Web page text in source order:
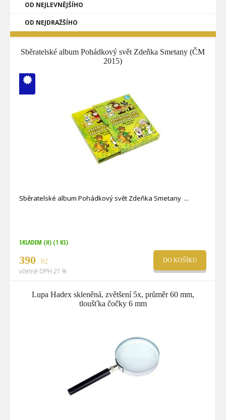
OD NEJLEVNĚJŠÍHO
OD NEJDRAŽŠÍHO
Sběratelské album Pohádkový svět Zdeňka Smetany (ČM
2015)
V ČM zcela
Sběratelské album Pohádkový svět Zdeňka Smetany
SKLADEM (H) (1 KS)
390 Kč
včetně DPH 21 %
DO KOŠÍKU
Lupa Hadex skleněná, zvětšení 5x, průměr 60 mm,
tloušťka čočky 6 mm